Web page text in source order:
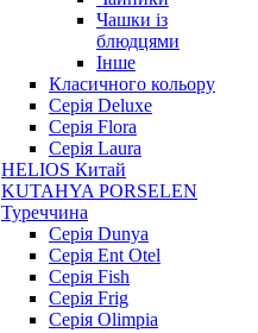
Чашки із
блюдцями
Інше
Класичного кольору
Серія Deluxe
Серія Flora
Серія Laura
HELIOS Китай
KUTAHYA PORSELEN
Туреччина
Серія Dunya
Серія Ent Otel
Серія Fish
Серія Frig
Серія Olimpia